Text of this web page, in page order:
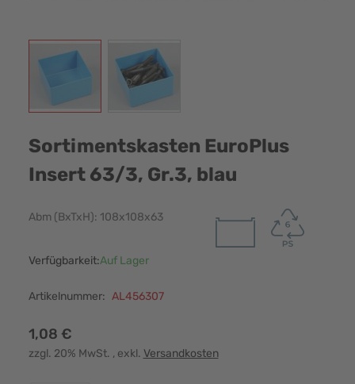
View larger imageView larger image
Sortimentskasten EuroPlus
Insert 63/3, Gr.3, blau
Abm (BxTxH): 108x108x63
Verfügbarkeit:Auf Lager
Artikelnummer: AL456307
1,08 €
zzgl. 20% MwSt. , exkl. Versandkosten